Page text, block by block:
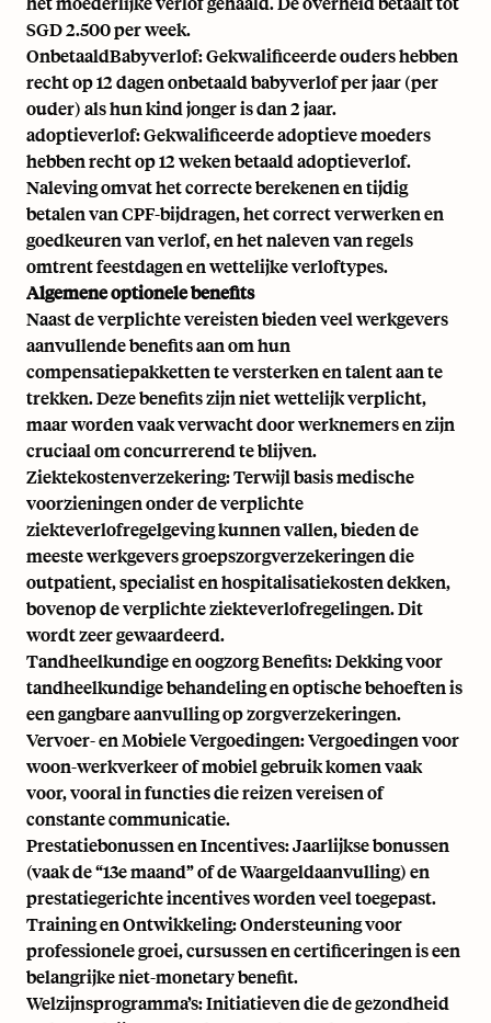
SGD 2.500 per week.
OnbetaaldBabyverlof: Gekwalificeerde ouders hebben
recht op 12 dagen onbetaald babyverlof per jaar (per
ouder) als hun kind jonger is dan 2 jaar.
adoptieverlof: Gekwalificeerde adoptieve moeders
hebben recht op 12 weken betaald adoptieverlof.
Naleving omvat het correcte berekenen en tijdig
betalen van CPF-bijdragen, het correct verwerken en
goedkeuren van verlof, en het naleven van regels
omtrent feestdagen en wettelijke verloftypes.
Algemene optionele benefits
Naast de verplichte vereisten bieden veel werkgevers
aanvullende benefits aan om hun
compensatiepakketten te versterken en talent aan te
trekken. Deze benefits zijn niet wettelijk verplicht,
maar worden vaak verwacht door werknemers en zijn
cruciaal om concurrerend te blijven.
Ziektekostenverzekering: Terwijl basis medische
voorzieningen onder de verplichte
ziekteverlofregelgeving kunnen vallen, bieden de
meeste werkgevers groepszorgverzekeringen die
outpatient, specialist en hospitalisatiekosten dekken,
bovenop de verplichte ziekteverlofregelingen. Dit
wordt zeer gewaardeerd.
Tandheelkundige en oogzorg Benefits: Dekking voor
tandheelkundige behandeling en optische behoeften is
een gangbare aanvulling op zorgverzekeringen.
Vervoer- en Mobiele Vergoedingen: Vergoedingen voor
woon-werkverkeer of mobiel gebruik komen vaak
voor, vooral in functies die reizen vereisen of
constante communicatie.
Prestatiebonussen en Incentives: Jaarlijkse bonussen
(vaak de “13e maand” of de Waargeldaanvulling) en
prestatiegerichte incentives worden veel toegepast.
Training en Ontwikkeling: Ondersteuning voor
professionele groei, cursussen en certificeringen is een
belangrijke niet-monetary benefit.
Welzijnsprogramma’s: Initiatieven die de gezondheid